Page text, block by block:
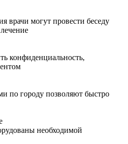
врачи могут провести беседу
конфиденциальность,
по городу позволяют быстро
необходимой